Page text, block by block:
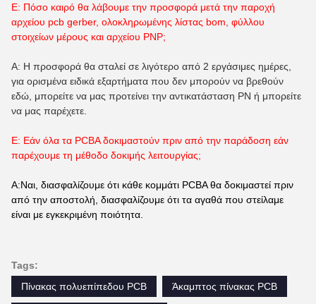
Ε: Πόσο καιρό θα λάβουμε την προσφορά μετά την παροχή
αρχείου pcb gerber, ολοκληρωμένης λίστας bom, φύλλου
στοιχείων μέρους και αρχείου PNP;
Α: Η προσφορά θα σταλεί σε λιγότερο από 2 εργάσιμες ημέρες,
για ορισμένα ειδικά εξαρτήματα που δεν μπορούν να βρεθούν
εδώ, μπορείτε να μας προτείνει την αντικατάσταση PN ή μπορείτε
να μας παρέχετε.
Ε: Εάν όλα τα PCBA δοκιμαστούν πριν από την παράδοση εάν
παρέχουμε τη μέθοδο δοκιμής λειτουργίας;
Α:Ναι, διασφαλίζουμε ότι κάθε κομμάτι PCBA θα δοκιμαστεί πριν
από την αποστολή, διασφαλίζουμε ότι τα αγαθά που στείλαμε
είναι με εγκεκριμένη ποιότητα.
Tags:
Πίνακας πολυεπίπεδου PCB
Άκαμπτος πίνακας PCB